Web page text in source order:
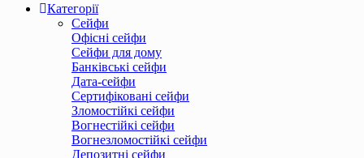
Категорії
Сейфи
Офісні сейфи
Сейфи для дому
Банківські сейфи
Дата-сейфи
Сертифіковані сейфи
Зломостійкі сейфи
Вогнестійкі сейфи
Вогнезломостійкі сейфи
Депозитні сейфи